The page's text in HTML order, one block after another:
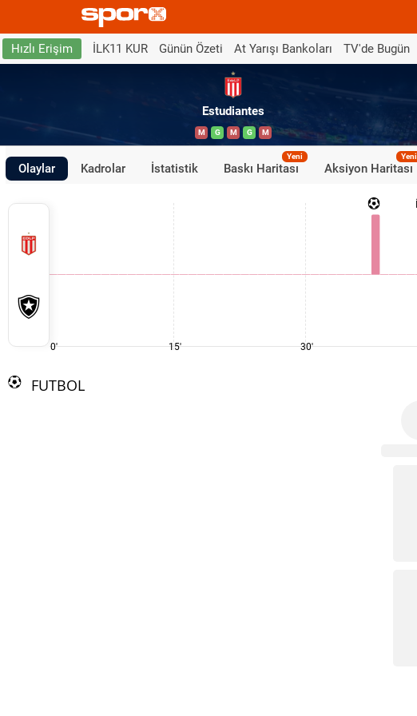
Hızlı Erişim İLK11 KUR Günün Özeti At Yarışı Bankoları TV'de Bugün
Estudiantes
M G M G M
Olaylar Kadrolar İstatistik Baskı Haritası
Yeni
Aksiyon Haritası
Yeni
0' 15' 30'
FUTBOL